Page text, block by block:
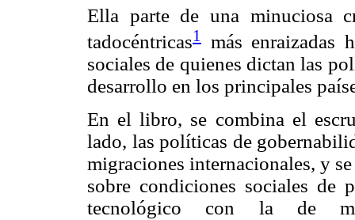
Ella parte de una minuciosa
tadocéntricas1
más enraizadas
sociales de quienes dictan las
desarrollo en los principales
En el libro, se combina el
lado, las políticas de
migraciones internacionales, y
sobre condiciones sociales de
tecnológico con la de